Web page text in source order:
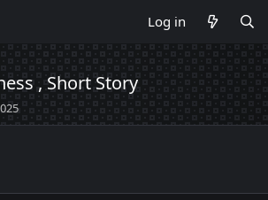
Log in
, Short Story